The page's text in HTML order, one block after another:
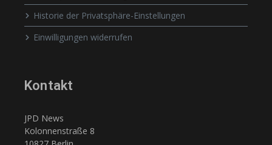
Historie der Privatsphäre-Einstellungen
Einwilligungen widerrufen
Kontakt
JPD News
Kolonnenstraße 8